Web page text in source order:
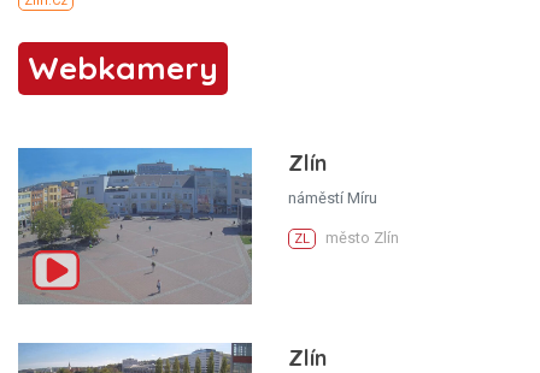
Webkamery
Zlín
náměstí Míru
ZL město Zlín
Zlín